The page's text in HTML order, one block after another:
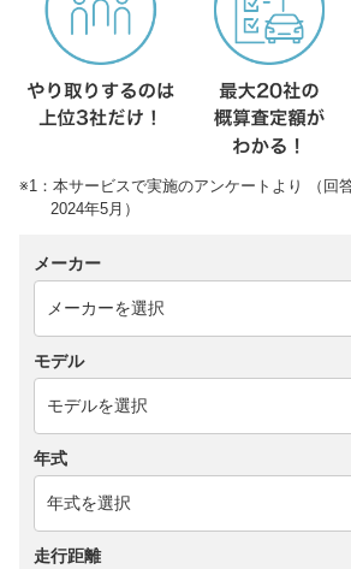
※1：本サービスで実施のアンケートより （回
2024年5月）
メーカー
モデル
年式
走行距離